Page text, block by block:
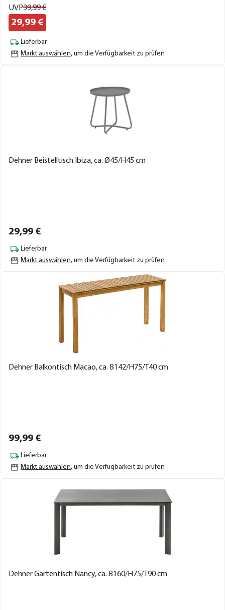
UVP39,99€
29,99 €
Lieferbar
Markt auswählen, um die Verfügbarkeit zu prüfen
Dehner Beistelltisch Ibiza, ca. Ø45/H45 cm
29,99 €
Lieferbar
Markt auswählen, um die Verfügbarkeit zu prüfen
Dehner Balkontisch Macao, ca. B142/H75/T40 cm
99,99 €
Lieferbar
Markt auswählen, um die Verfügbarkeit zu prüfen
Dehner Gartentisch Nancy, ca. B160/H75/T90 cm